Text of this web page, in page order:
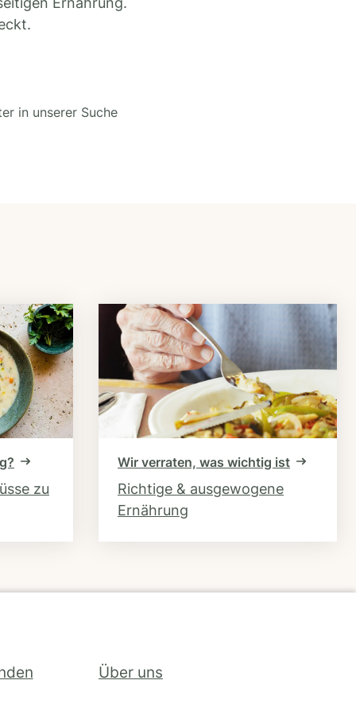
in unserer Suche
zu
Wir verraten, was wichtig ist
Richtige & ausgewogene
Ernährung
Über uns